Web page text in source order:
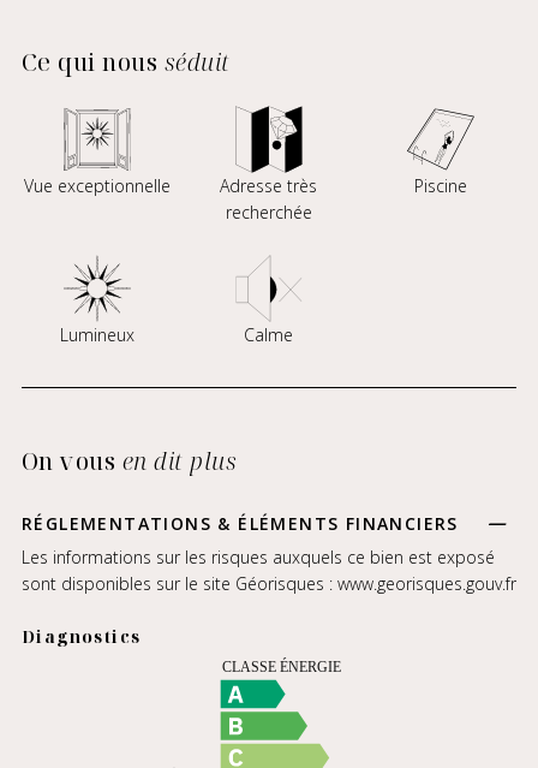
Ce qui nous séduit
Vue exceptionnelle
Adresse très
recherchée
Piscine
Lumineux Calme
On vous en dit plus
RÉGLEMENTATIONS & ÉLÉMENTS FINANCIERS
Les informations sur les risques auxquels ce bien est exposé
sont disponibles sur le site Géorisques : www.georisques.gouv.fr
Diagnostics